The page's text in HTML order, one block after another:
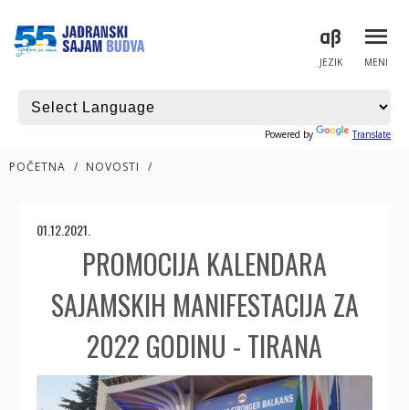
MENI
JEZIK
Powered by Translate
POČETNA / NOVOSTI /
01.12.2021.
PROMOCIJA KALENDARA
SAJAMSKIH MANIFESTACIJA ZA
2022 GODINU - TIRANA